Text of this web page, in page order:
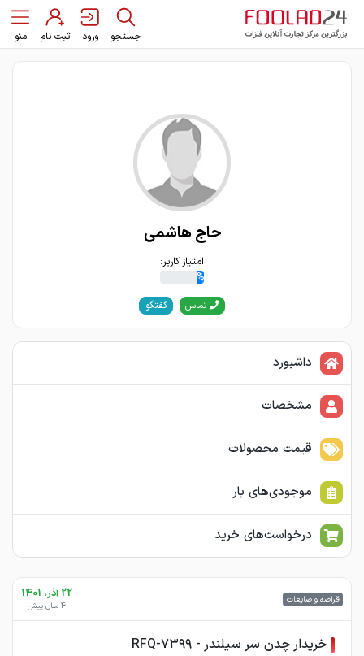
جستجو ورود ثبت نام منو
حاج هاشمی
امتیاز کاربر:
16%
تماس گفتگو
داشبورد
مشخصات
قیمت محصولات
موجودی‌های بار
درخواست‌های خرید
قراضه و ضایعات 22 آذر، 1401
4 سال پیش
خریدار چدن سر سیلندر - RFQ-۷۳۹۹